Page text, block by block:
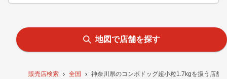
販売店検索 全国 神奈川県のコンボドッグ超小粒1.7kgを扱う店舗
地図で店舗を探す